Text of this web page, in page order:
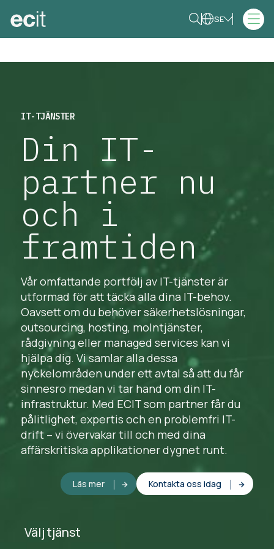
SE
IT-TJÄNSTER
Din IT-
partner nu
och i
framtiden
Vår omfattande portfölj av IT-tjänster är
utformad för att täcka alla dina IT-behov.
Oavsett om du behöver säkerhetslösningar,
outsourcing, hosting, molntjänster,
rådgivning eller managed services kan vi
hjälpa dig. Vi samlar alla dessa
nyckelområden under ett avtal så att du får
sinnesro medan vi tar hand om din IT-
infrastruktur. Med ECIT som partner får du
pålitlighet, expertis och en problemfri IT-
drift – vi övervakar till och med dina
affärskritiska applikationer dygnet runt.
Läs mer Kontakta oss idag
Välj tjänst